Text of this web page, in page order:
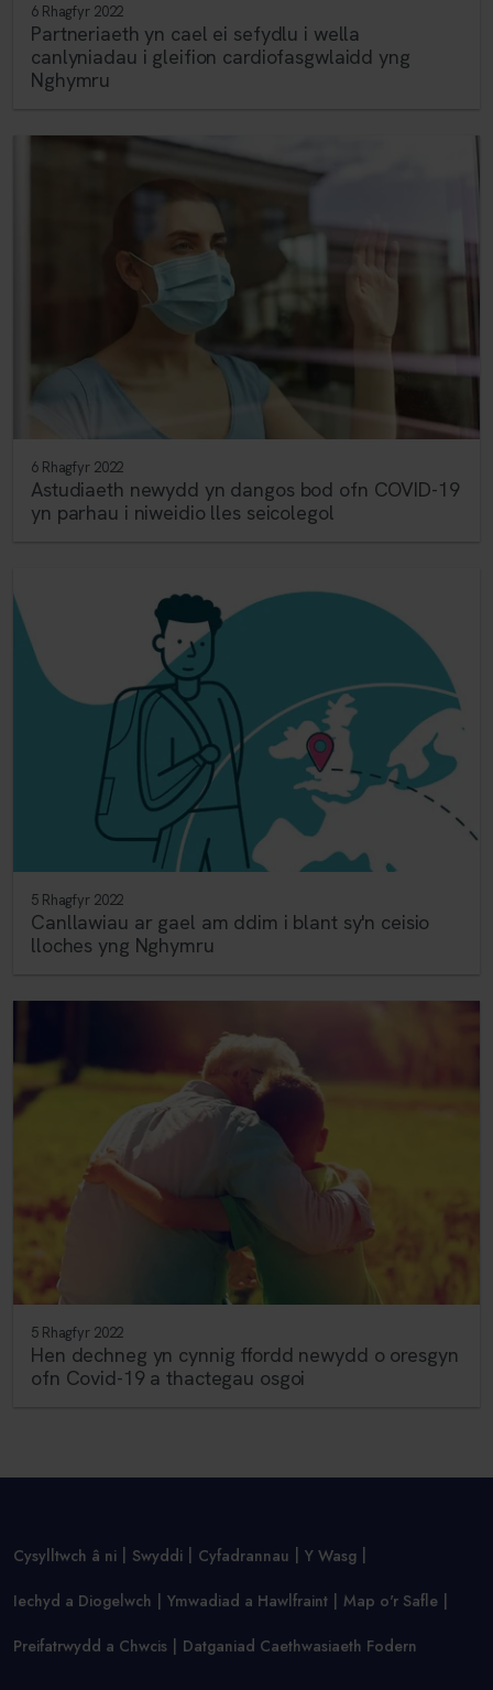
6 Rhagfyr 2022
Partneriaeth yn cael ei sefydlu i wella
canlyniadau i gleifion cardiofasgwlaidd yng
Nghymru
6 Rhagfyr 2022
Astudiaeth newydd yn dangos bod ofn COVID-19
yn parhau i niweidio lles seicolegol
5 Rhagfyr 2022
Canllawiau ar gael am ddim i blant sy'n ceisio
lloches yng Nghymru
5 Rhagfyr 2022
Hen dechneg yn cynnig ffordd newydd o oresgyn
ofn Covid-19 a thactegau osgoi
Cysylltwch â ni Swyddi Cyfadrannau Y Wasg
Iechyd a Diogelwch Ymwadiad a Hawlfraint Map o'r Safle
Preifatrwydd a Chwcis Datganiad Caethwasiaeth Fodern